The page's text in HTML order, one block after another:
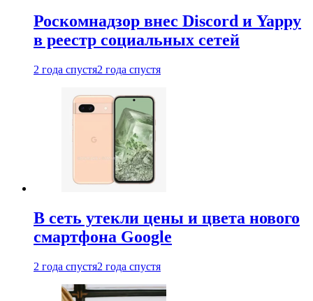
Роскомнадзор внес Discord и Yappy
в реестр социальных сетей
2 года спустя2 года спустя
В сеть утекли цены и цвета нового
смартфона Google
2 года спустя2 года спустя